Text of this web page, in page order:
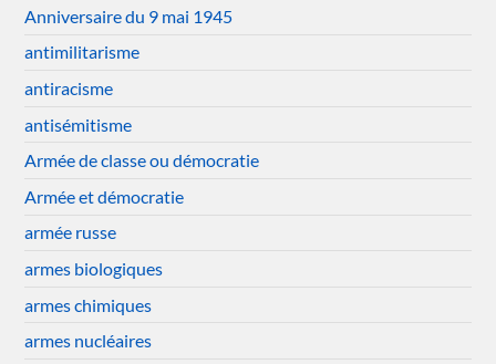
Anniversaire du 9 mai 1945
antimilitarisme
antiracisme
antisémitisme
Armée de classe ou démocratie
Armée et démocratie
armée russe
armes biologiques
armes chimiques
armes nucléaires